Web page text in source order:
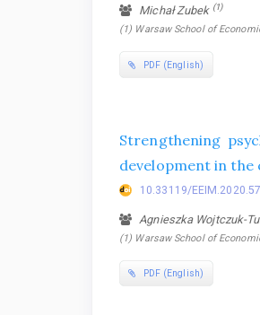
Michał Zubek (1)
(1) Warsaw School of
PDF (English)
Strengthening
development in
10.33119/
Agnieszka Wojtczuk-
(1) Warsaw School of
PDF (English)